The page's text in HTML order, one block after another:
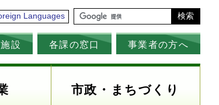
Languages 検索
設 各課の窓口 事業者の方へ
市政・まちづくり